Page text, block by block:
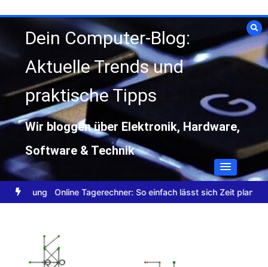
Inhalt
springenDein Computer-Blog:
Aktuelle Trends und
praktische Tipps
Wir bloggen über Elektronik, Hardware,
Software & Technik
Online Tagerechner: So einfach lässt sich Zeit planen